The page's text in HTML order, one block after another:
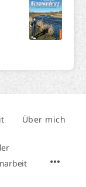
Über mich